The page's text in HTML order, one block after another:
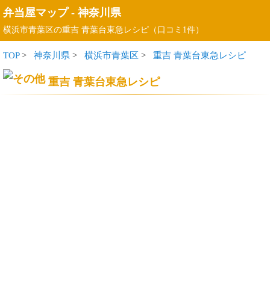
弁当屋マップ- 神奈川県
横浜市青葉区の重吉 青葉台東急レシピ（口コミ1件）
TOP> 神奈川県 > 横浜市青葉区 > 重吉 青葉台東急レシピ
重吉 青葉台東急レシピ